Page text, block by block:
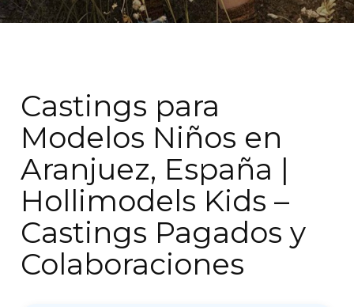
Castings para
Modelos Niños en
Aranjuez, España |
Hollimodels Kids –
Castings Pagados y
Colaboraciones